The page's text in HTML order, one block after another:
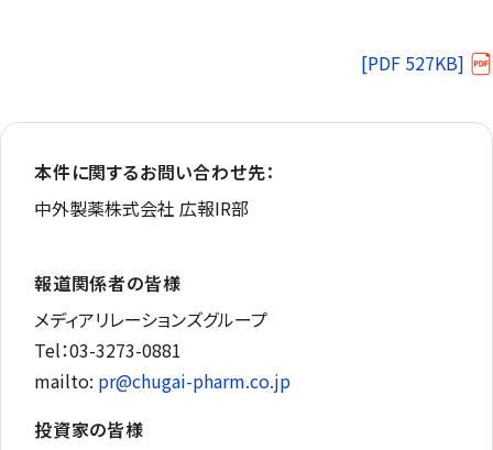
[PDF 527KB]
本件に関するお問い合わせ先：
中外製薬株式会社 広報IR部
報道関係者の皆様
メディアリレーションズグループ
Tel：03-3273-0881
mailto: pr@chugai-pharm.co.jp
投資家の皆様